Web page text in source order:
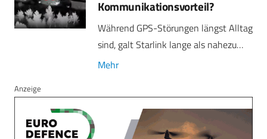
Kommunikationsvorteil?
Während GPS-Störungen längst Alltag
sind, galt Starlink lange als nahezu…
Mehr
Anzeige